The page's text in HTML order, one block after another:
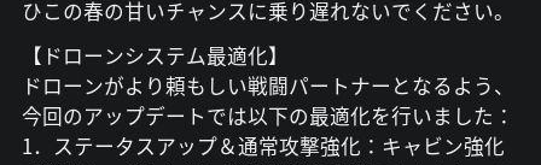
ひこの春の甘いチャンスに乗り遅れないでください。
【ドローンシステム最適化】
ドローンがより頼もしい戦闘パートナーとなるよう、
今回のアップデートでは以下の最適化を行いました：
1．ステータスアップ＆通常攻撃強化：キャビン強化